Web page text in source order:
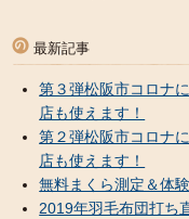
最新記事
第３弾松阪市コロナ
店も使えます！
第２弾松阪市コロナ
店も使えます！
無料まくら測定＆体
2019年羽毛布団打ち